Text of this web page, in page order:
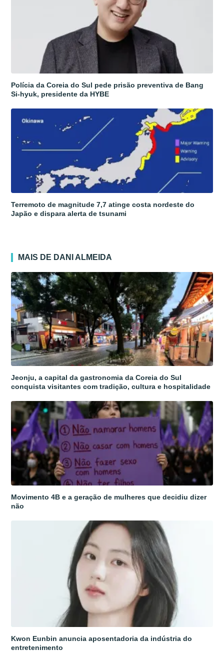
Polícia da Coreia do Sul pede prisão preventiva de Bang
Si-hyuk, presidente da HYBE
Terremoto de magnitude 7,7 atinge costa nordeste do
Japão e dispara alerta de tsunami
MAIS DE DANI ALMEIDA
Jeonju, a capital da gastronomia da Coreia do Sul
conquista visitantes com tradição, cultura e hospitalidade
Movimento 4B e a geração de mulheres que decidiu dizer
não
Kwon Eunbin anuncia aposentadoria da indústria do
entretenimento